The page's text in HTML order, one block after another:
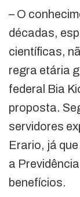
– O
décadas,
científicas,
regra etária
federal Bia
proposta.
servidores
Erario, já
a
benefícios.